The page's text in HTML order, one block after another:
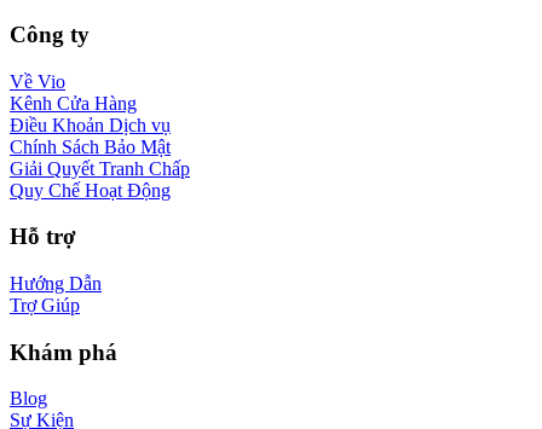
Công ty
Về Vio
Kênh Cửa Hàng
Điều Khoản Dịch vụ
Chính Sách Bảo Mật
Giải Quyết Tranh Chấp
Quy Chế Hoạt Động
Hỗ trợ
Hướng Dẫn
Trợ Giúp
Khám phá
Blog
Sự Kiện